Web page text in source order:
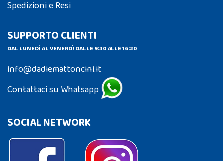
Spedizioni e Resi
SUPPORTO CLIENTI
DAL LUNEDÌ AL VENERDÌ DALLE 9:30 ALLE 16:30
info@dadiemattoncini.it
Contattaci su Whatsapp
SOCIAL NETWORK